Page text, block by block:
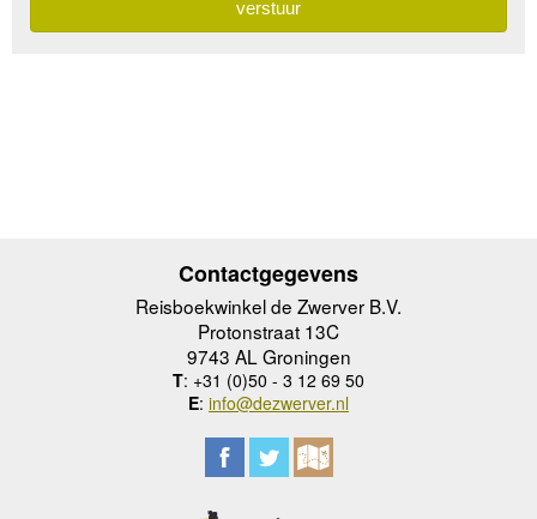
Contactgegevens
Reisboekwinkel de Zwerver B.V.
Protonstraat 13C
9743 AL Groningen
T: +31 (0)50 - 3 12 69 50
E: info@dezwerver.nl